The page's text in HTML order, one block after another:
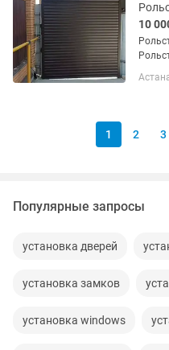
10
1 2 3
Популярные запросы
установка дверей
установка замков
установка windows